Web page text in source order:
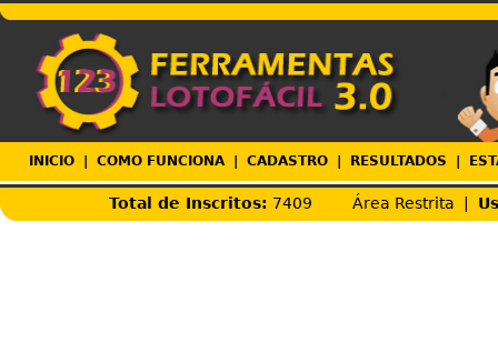
INICIO| COMO FUNCIONA| CADASTRO| RESULTADOS
Total de Inscritos: 7409 Área Restrita |